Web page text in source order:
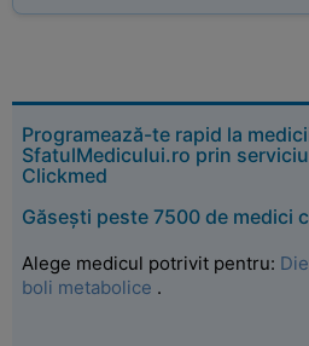
Programează-te rapid la
SfatulMedicului.ro prin
Clickmed
Găsești peste 7500 de medici
Alege medicul potrivit pentru:
boli metabolice .